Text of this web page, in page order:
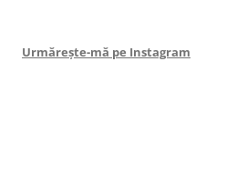
Urmărește-mă pe Instagram